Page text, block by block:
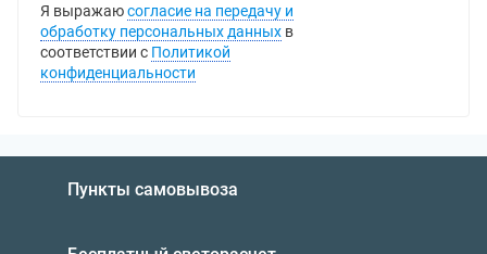
Я выражаюсогласие на передачу и
обработку персональных данных в
соответствии с Политикой
конфиденциальности
Пункты самовывоза